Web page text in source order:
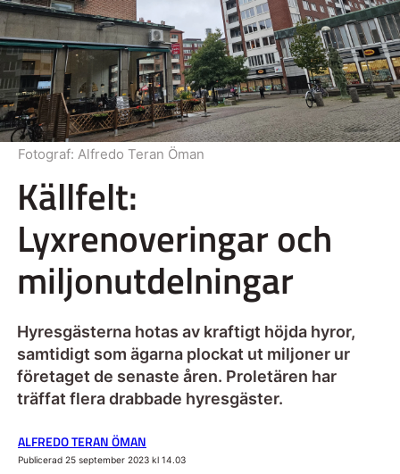
Källfelt:
Lyxrenoveringar och
miljonutdelningar
Hyresgästerna hotas av kraftigt höjda hyror,
samtidigt som ägarna plockat ut miljoner ur
företaget de senaste åren. Proletären har
träffat flera drabbade hyresgäster.
Fotograf: Alfredo Teran Öman
ALFREDO TERAN ÖMAN
Publicerad 25 september 2023 kl 14.03